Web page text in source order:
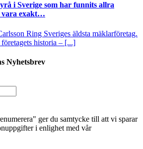
i Sverige som har funnits allra
vara exakt…
Ring Sveriges äldsta mäklarföretag.
historia – [...]
Nyhetsbrev
ger du samtycke till att vi sparar
i enlighet med vår